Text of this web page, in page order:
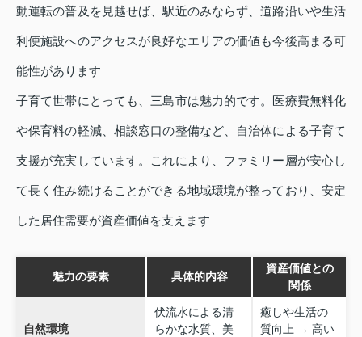
動運転の普及を見越せば、駅近のみならず、道路沿いや生活
利便施設へのアクセスが良好なエリアの価値も今後高まる可
能性があります
子育て世帯にとっても、三島市は魅力的です。医療費無料化
や保育料の軽減、相談窓口の整備など、自治体による子育て
支援が充実しています。これにより、ファミリー層が安心し
て長く住み続けることができる地域環境が整っており、安定
した居住需要が資産価値を支えます
魅力の要素 具体的内容
資産価値との
関係
自然環境
伏流水による清
らかな水質、美
癒しや生活の
質向上 → 高い